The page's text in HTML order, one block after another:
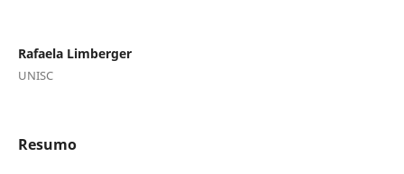
Rafaela Limberger
UNISC
Resumo